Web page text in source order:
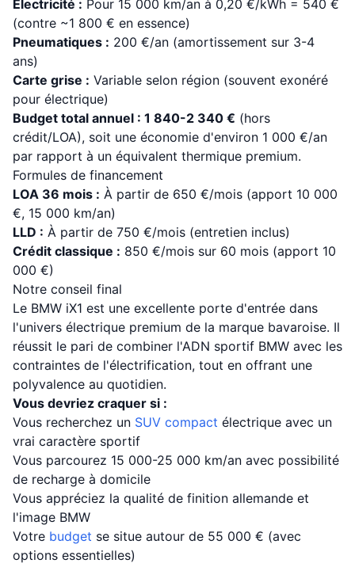
Électricité : Pour 15 000 km/an à 0,20 €/kWh = 540 €
(contre ~1 800 € en essence)
Pneumatiques : 200 €/an (amortissement sur 3-4
ans)
Carte grise : Variable selon région (souvent exonéré
pour électrique)
Budget total annuel : 1 840-2 340 € (hors
crédit/LOA), soit une économie d'environ 1 000 €/an
par rapport à un équivalent thermique premium.
Formules de financement
LOA 36 mois : À partir de 650 €/mois (apport 10 000
€, 15 000 km/an)
LLD : À partir de 750 €/mois (entretien inclus)
Crédit classique : 850 €/mois sur 60 mois (apport 10
000 €)
Notre conseil final
Le BMW iX1 est une excellente porte d'entrée dans
l'univers électrique premium de la marque bavaroise. Il
réussit le pari de combiner l'ADN sportif BMW avec les
contraintes de l'électrification, tout en offrant une
polyvalence au quotidien.
Vous devriez craquer si :
Vous recherchez un SUV compact électrique avec un
vrai caractère sportif
Vous parcourez 15 000-25 000 km/an avec possibilité
de recharge à domicile
Vous appréciez la qualité de finition allemande et
l'image BMW
Votre budget se situe autour de 55 000 € (avec
options essentielles)